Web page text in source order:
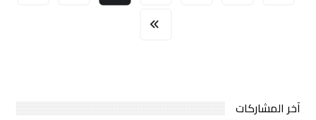
آخر المشاركات